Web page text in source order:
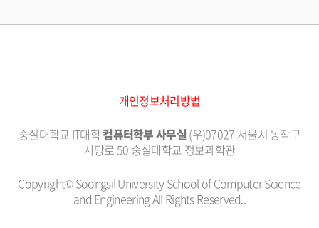
개인정보처리방법
숭실대학교 IT대학컴퓨터학부 사무실 (우)07027 서울시 동작구
사당로 50 숭실대학교 정보과학관
Copyright© Soongsil University School of Computer Science
and Engineering All Rights Reserved..